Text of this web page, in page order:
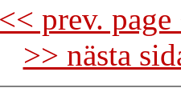
<< prev.
>> nästa